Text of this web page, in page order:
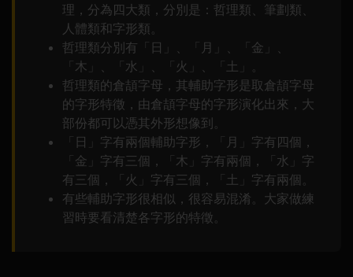
理，分為四大類，分別是：哲理類、筆劃類、
人體類和字形類。
哲理類分別有「日」、「月」、「金」、
「木」、「水」、「火」、「土」。
哲理類的倉頡字母，其輔助字形是取倉頡字母
的字形特徵，由倉頡字母的字形演化出來，大
部份都可以憑其外形想像到。
「日」字有兩個輔助字形，「月」字有四個，
「金」字有三個，「木」字有兩個，「水」字
有三個，「火」字有三個，「土」字有兩個。
有些輔助字形很相似，很容易混淆。大家做練
習時要看清楚各字形的特徵。